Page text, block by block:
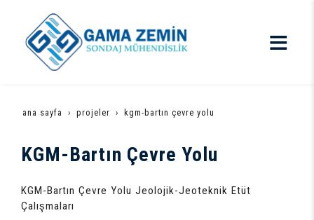
ana sayfa projeler kgm-bartın çevre yolu
KGM-Bartın Çevre Yolu
KGM-Bartın Çevre Yolu Jeolojik-Jeoteknik Etüt
Çalışmaları